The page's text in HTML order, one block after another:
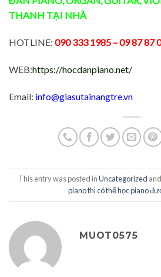
THANH TẠI NHÀ
HOTLINE: 090 333 1985 – 09 87 87
WEB:https://hocdanpiano.net/
Email: info@giasutainangtre.vn
This entry was posted inUncategorized
piano thì có thể học piano
MUOT0575